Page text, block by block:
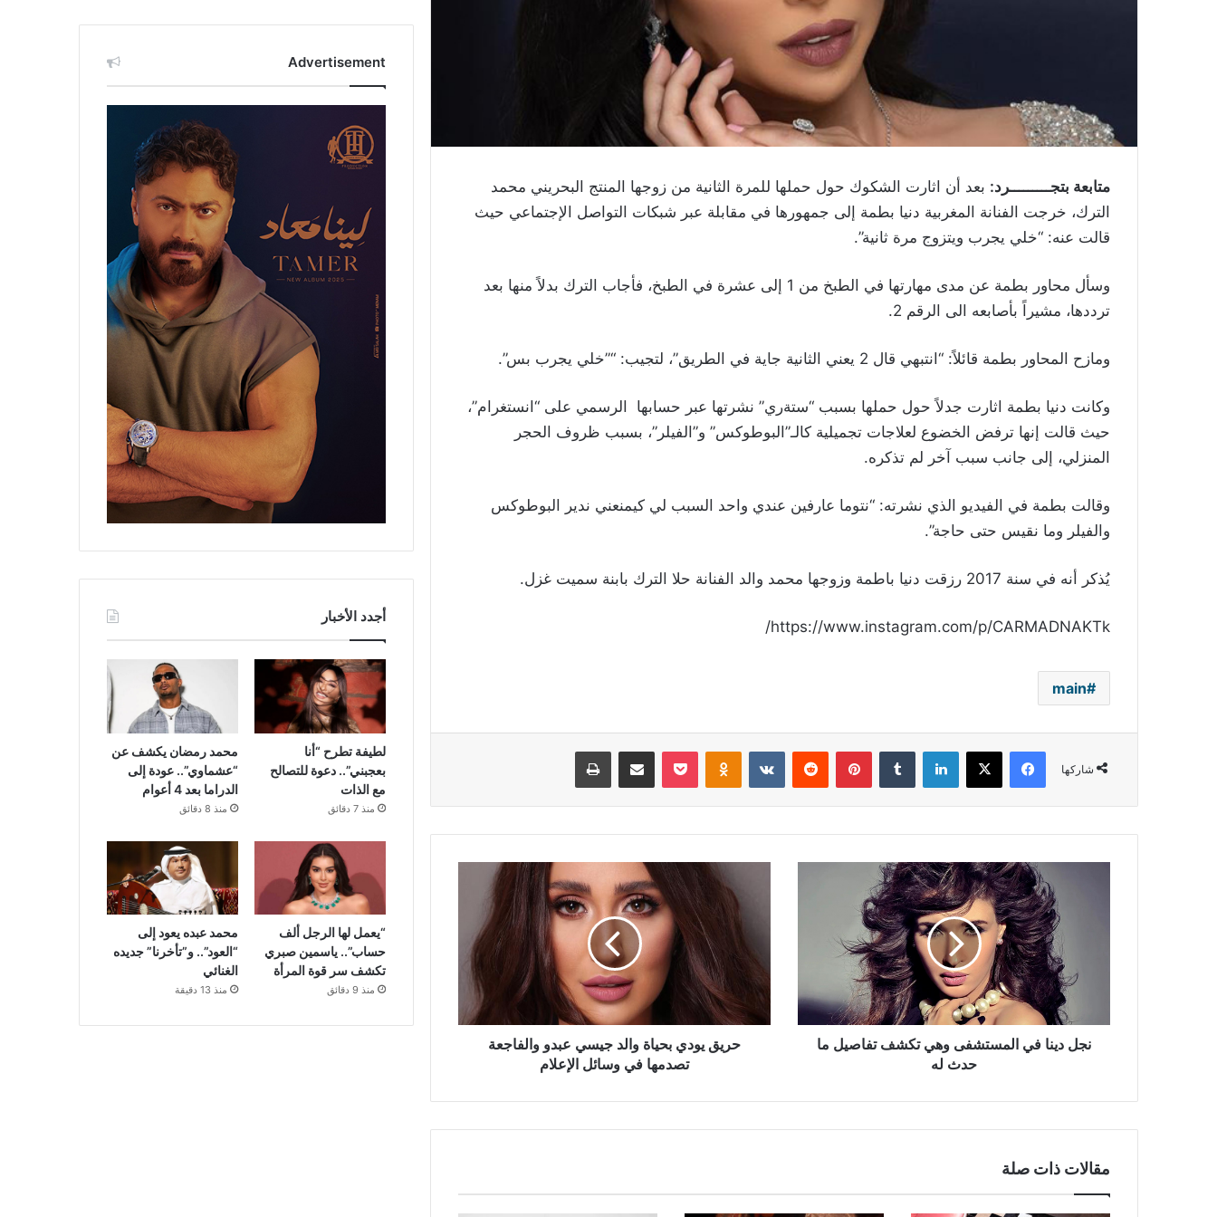
متابعة بتجـــــــــرد: بعد أن اثارت الشكوك حول حملها للمرة الثانية من زوجها المنتج البحريني محمد
الترك، خرجت الفنانة المغربية دنيا بطمة إلى جمهورها في مقابلة عبر شبكات التواصل الإجتماعي حيث
قالت عنه: “خلي يجرب ويتزوج مرة ثانية”.
وسأل محاور بطمة عن مدى مهارتها في الطبخ من 1 إلى عشرة في الطبخ، فأجاب الترك بدلاً منها بعد
ترددها، مشيراً بأصابعه الى الرقم 2.
ومازح المحاور بطمة قائلاً: “انتبهي قال 2 يعني الثانية جاية في الطريق”، لتجيب: “”خلي يجرب بس”.
وكانت دنيا بطمة اثارت جدلاً حول حملها بسبب “ستةري” نشرتها عبر حسابها الرسمي على “انستغرام”،
حيث قالت إنها ترفض الخضوع لعلاجات تجميلية كالـ”البوطوكس” و”الفيلر”، بسبب ظروف الحجر
المنزلي، إلى جانب سبب آخر لم تذكره.
وقالت بطمة في الفيديو الذي نشرته: “نتوما عارفين عندي واحد السبب لي كيمنعني ندير البوطوكس
والفيلر وما نقيس حتى حاجة”.
يُذكر أنه في سنة 2017 رزقت دنيا باطمة وزوجها محمد والد الفنانة حلا الترك بابنة سميت غزل.
https://www.instagram.com/p/CARMADNAKTk/
main
شاركها
فيسبوك ‫X لينكدإن بينتيريست Odnoklassniki
‫Pocket مشاركة عبر البريد طباعة
المستشفى
تفاصيل
حدث
نجل دينا في المستشفى وهي تكشف تفاصيل ما
حدث له
جيسي
عبدو
والفاجعة
تصدمها
في
وسائلحريق يودي بحياة والد جيسي عبدو والفاجعة
تصدمها في وسائل الإعلام
مقالات ذات صلة
Advertisement
أجدد الأخبار
لطيفة تطرح “أنا
بعجبني”.. دعوة للتصالح
مع الذات
منذ 7 دقائق
محمد رمضان يكشف عن
“عشماوي”.. عودة إلى
الدراما بعد 4 أعوام
منذ 8 دقائق
“يعمل لها الرجل ألف
حساب”.. ياسمين صبري
تكشف سر قوة المرأة
منذ 9 دقائق
محمد عبده يعود إلى
“العود”.. و”تأخرنا” جديده
الغنائي
منذ 13 دقيقة